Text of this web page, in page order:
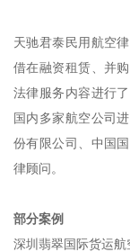
天驰君泰民用航空
借在融资租赁、并
法律服务内容进行
国内多家航空公司
份有限公司、中国
律顾问。
部分案例
深圳翡翠国际货运